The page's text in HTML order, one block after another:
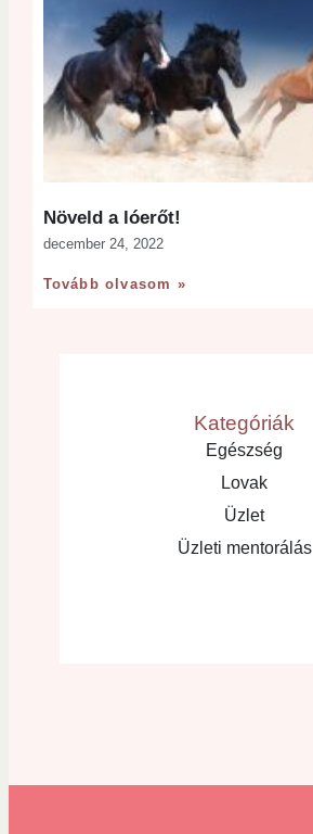
Növeld a lóerőt!
december 24, 2022
Tovább olvasom »
Kategóriák
Egészség
Lovak
Üzlet
Üzleti mentorálás